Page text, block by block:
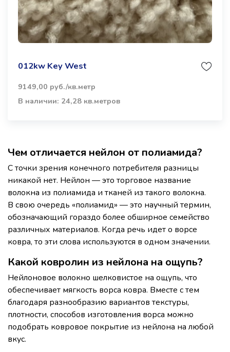
012kw Key West
9149,00 руб./кв.метр
В наличии: 24,28 кв.метров
Чем отличается нейлон от полиамида?
С точки зрения конечного потребителя разницы
никакой нет. Нейлон — это торговое название
волокна из полиамида и тканей из такого волокна.
В свою очередь «полиамид» — это научный термин,
обозначающий гораздо более обширное семейство
различных материалов. Когда речь идет о ворсе
ковра, то эти слова используются в одном значении.
Какой ковролин из нейлона на ощупь?
Нейлоновое волокно шелковистое на ощупь, что
обеспечивает мягкость ворса ковра. Вместе с тем
благодаря разнообразию вариантов текстуры,
плотности, способов изготовления ворса можно
подобрать ковровое покрытие из нейлона на любой
вкус.